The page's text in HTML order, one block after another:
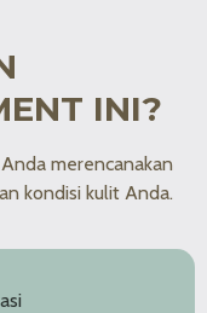
INI?
merencanakan
kondisi kulit Anda.